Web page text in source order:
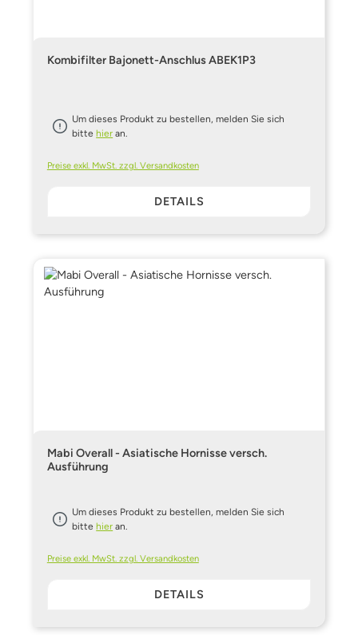
Kombifilter Bajonett-Anschlus ABEK1P3
Um dieses Produkt zu bestellen, melden Sie sich
bittehier an.
Preise exkl. MwSt. zzgl. Versandkosten
DETAILS
Mabi Overall - Asiatische Hornisse versch.
Ausführung
Um dieses Produkt zu bestellen, melden Sie sich
bittehier an.
Preise exkl. MwSt. zzgl. Versandkosten
DETAILS